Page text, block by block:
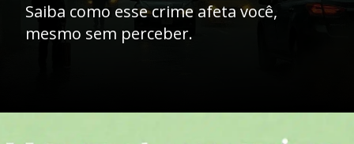
Saiba como esse crime afeta você,
mesmo sem perceber.